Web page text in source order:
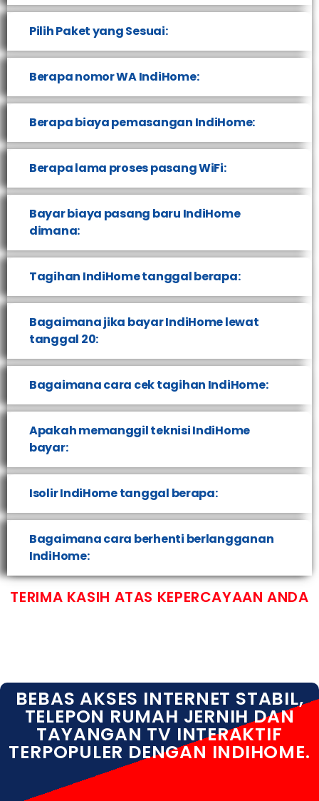
Pilih Paket yang Sesuai:
Berapa nomor WA IndiHome:
Berapa biaya pemasangan IndiHome:
Berapa lama proses pasang WiFi:
Bayar biaya pasang baru IndiHome
dimana:
Tagihan IndiHome tanggal berapa:
Bagaimana jika bayar IndiHome lewat
tanggal 20:
Bagaimana cara cek tagihan IndiHome:
Apakah memanggil teknisi IndiHome
bayar:
Isolir IndiHome tanggal berapa:
Bagaimana cara berhenti berlangganan
IndiHome:
TERIMA KASIH ATAS KEPERCAYAAN ANDA
BEBAS AKSES INTERNET STABIL,
TELEPON RUMAH JERNIH DAN
TAYANGAN TV INTERAKTIF
TERPOPULER DENGAN INDIHOME.